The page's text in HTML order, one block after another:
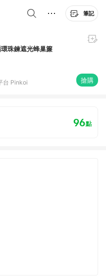
筆記
珠鍊遮光蜂巢簾
台 Pinkoi 搶購
96點